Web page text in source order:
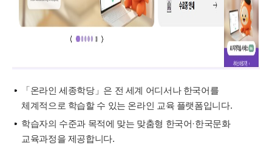
「온라인 세종학당」은 전 세계 어디서나 한국어를
체계적으로 학습할 수 있는 온라인 교육 플랫폼입니다.
학습자의 수준과 목적에 맞는 맞춤형 한국어·한국문화
교육과정을 제공합니다.